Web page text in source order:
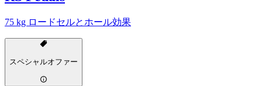
75 kg ロードセルとホール効果
スペシャルオファー